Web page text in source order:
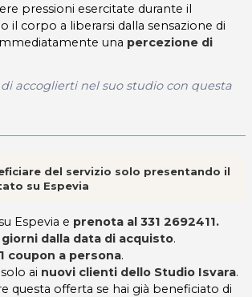
pressioni esercitate durante il
il corpo a liberarsi dalla sensazione di
una percezione di
di accoglierti nel suo studio con questa
del servizio solo presentando il
su Espevia
Espevia e prenota al 331 2692411.
dalla data di acquisto.
coupon a persona.
ai nuovi clienti dello Studio Isvara.
questa offerta se hai già beneficiato di